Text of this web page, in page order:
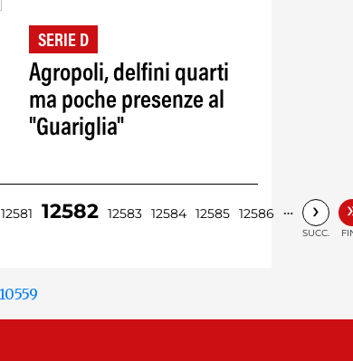
SERIE D
Agropoli, delfini quarti
ma poche presenze al
"Guariglia"
12581 12582 12583 12584 12585 12586 … ›
SUCC.